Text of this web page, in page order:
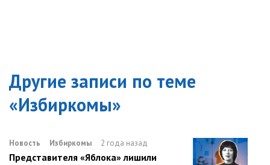
Другие записи по теме
«Избиркомы»
Новость Избиркомы 2 года назад
Представителя «Яблока» лишили